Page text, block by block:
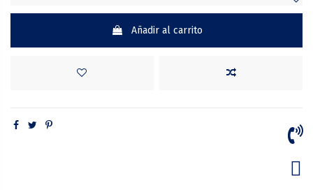
Añadir al carrito